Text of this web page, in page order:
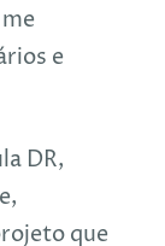
e
DR,
que